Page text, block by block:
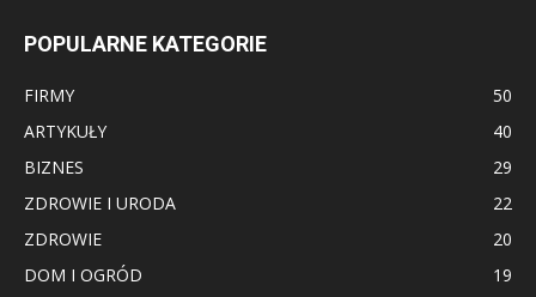
POPULARNE KATEGORIE
FIRMY
50
ARTYKUŁY
40
BIZNES
29
ZDROWIE I URODA
22
ZDROWIE
20
DOM I OGRÓD
19